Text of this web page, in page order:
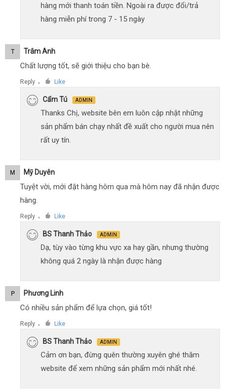
hàng mới thanh toán tiền. Ngoài ra được đổi/trả
hàng miễn phí trong 7 - 15 ngày
T Trâm Anh
Chất lượng tốt, sẽ giới thiệu cho bạn bè.
Reply ● Like
Cẩm Tú ADMIN
Thanks Chị, website bên em luôn cập nhật những
sản phẩm bán chạy nhất đề xuất cho người mua nên
rất uy tín.
M Mỹ Duyên
Tuyệt vời, mới đặt hàng hôm qua mà hôm nay đã nhận được
hàng.
Reply ● Like
BS Thanh Thảo ADMIN
Dạ, tùy vào từng khu vực xa hay gần, nhưng thường
không quá 2 ngày là nhận được hàng
P Phương Linh
Có nhiều sản phẩm để lựa chọn, giá tốt!
Reply ● Like
BS Thanh Thảo ADMIN
Cảm ơn bạn, đừng quên thường xuyên ghé thăm
website để xem những sản phẩm mới nhất nhé.